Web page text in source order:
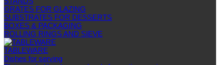
GRATES FOR GLAZING
SUBSTRATES FOR DESSERTS
BOXES & PACKAGING
ROLLING RINGS AND SIEVE
TABLEWARE
Dishes for serving